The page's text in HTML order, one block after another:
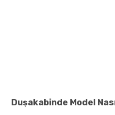
Duşakabinde Model